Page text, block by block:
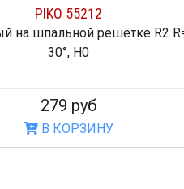
Рельс радиусный на